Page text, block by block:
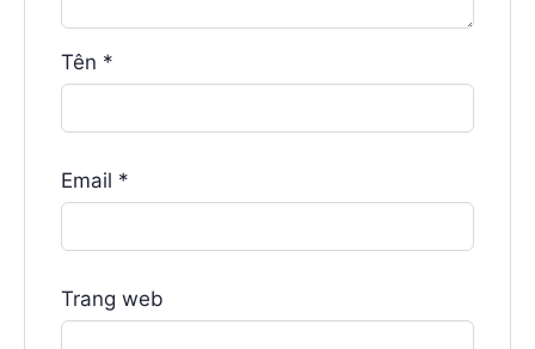
Tên *
Email *
Trang web